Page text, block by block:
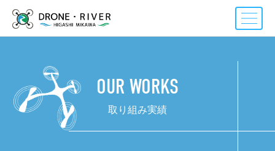
content
OUR WORKS
取り組み実績